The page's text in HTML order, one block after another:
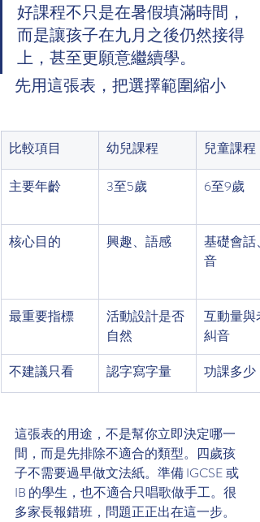
好課程不只是在暑假填滿時間，
而是讓孩子在九月之後仍然接得
上，甚至更願意繼續學。
先用這張表，把選擇範圍縮小
比較項目 幼兒課程 兒童課程
主要年齡 3至5歲 6至9歲
核心目的 興趣、語感
基礎會話
音
最重要指標
活動設計是否
自然
互動量與
糾音
不建議只看
認字寫字量 功課多少
這張表的用途，不是幫你立即決定哪一
間，而是先排除不適合的類型。四歲孩
子不需要過早做文法紙。準備 IGCSE 或
IB 的學生，也不適合只唱歌做手工。很
多家長報錯班，問題正正出在這一步。